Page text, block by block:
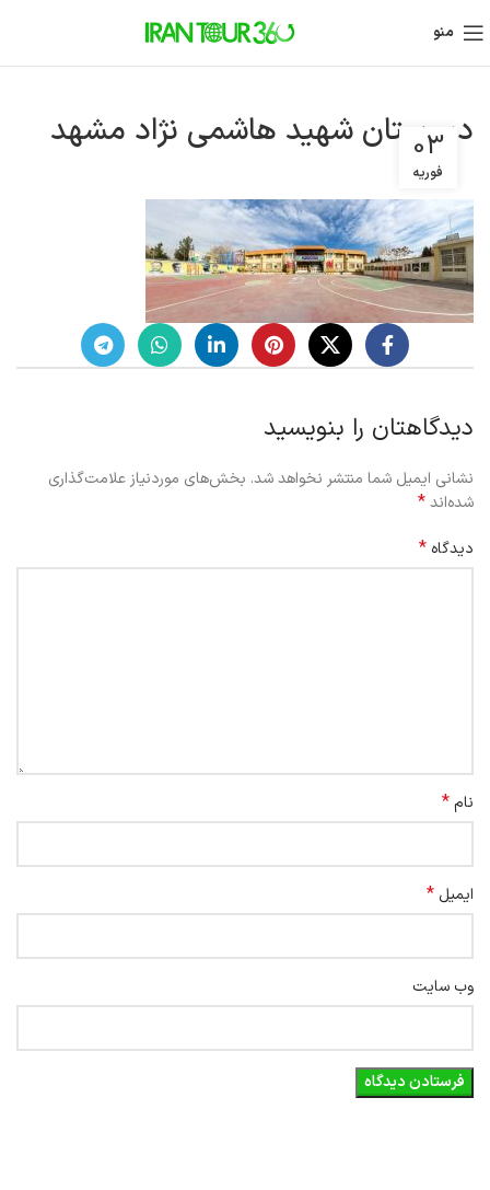
منو
دبیرستان شهید هاشمی نژاد مشهد
03
فوریه
دیدگاهتان را بنویسید
نشانی ایمیل شما منتشر نخواهد شد. بخش‌های موردنیاز علامت‌گذاری
شده‌اند*
دیدگاه *
نام*
ایمیل *
وب‌ سایت